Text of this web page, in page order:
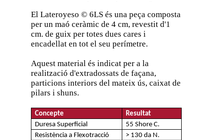
El Lateroyeso © 6LS és una peça composta
per un maó ceràmic de 4 cm, revestit d'1
cm. de guix per totes dues cares i
encadellat en tot el seu perímetre.
Aquest material és indicat per a la
realització d'extradossats de façana,
particions interiors del mateix ús, caixat de
pilars i shuns.
Concepte
Resultat
Duresa Superficial
55 Shore C.
Resistència a Flexotracció
> 130 da N.